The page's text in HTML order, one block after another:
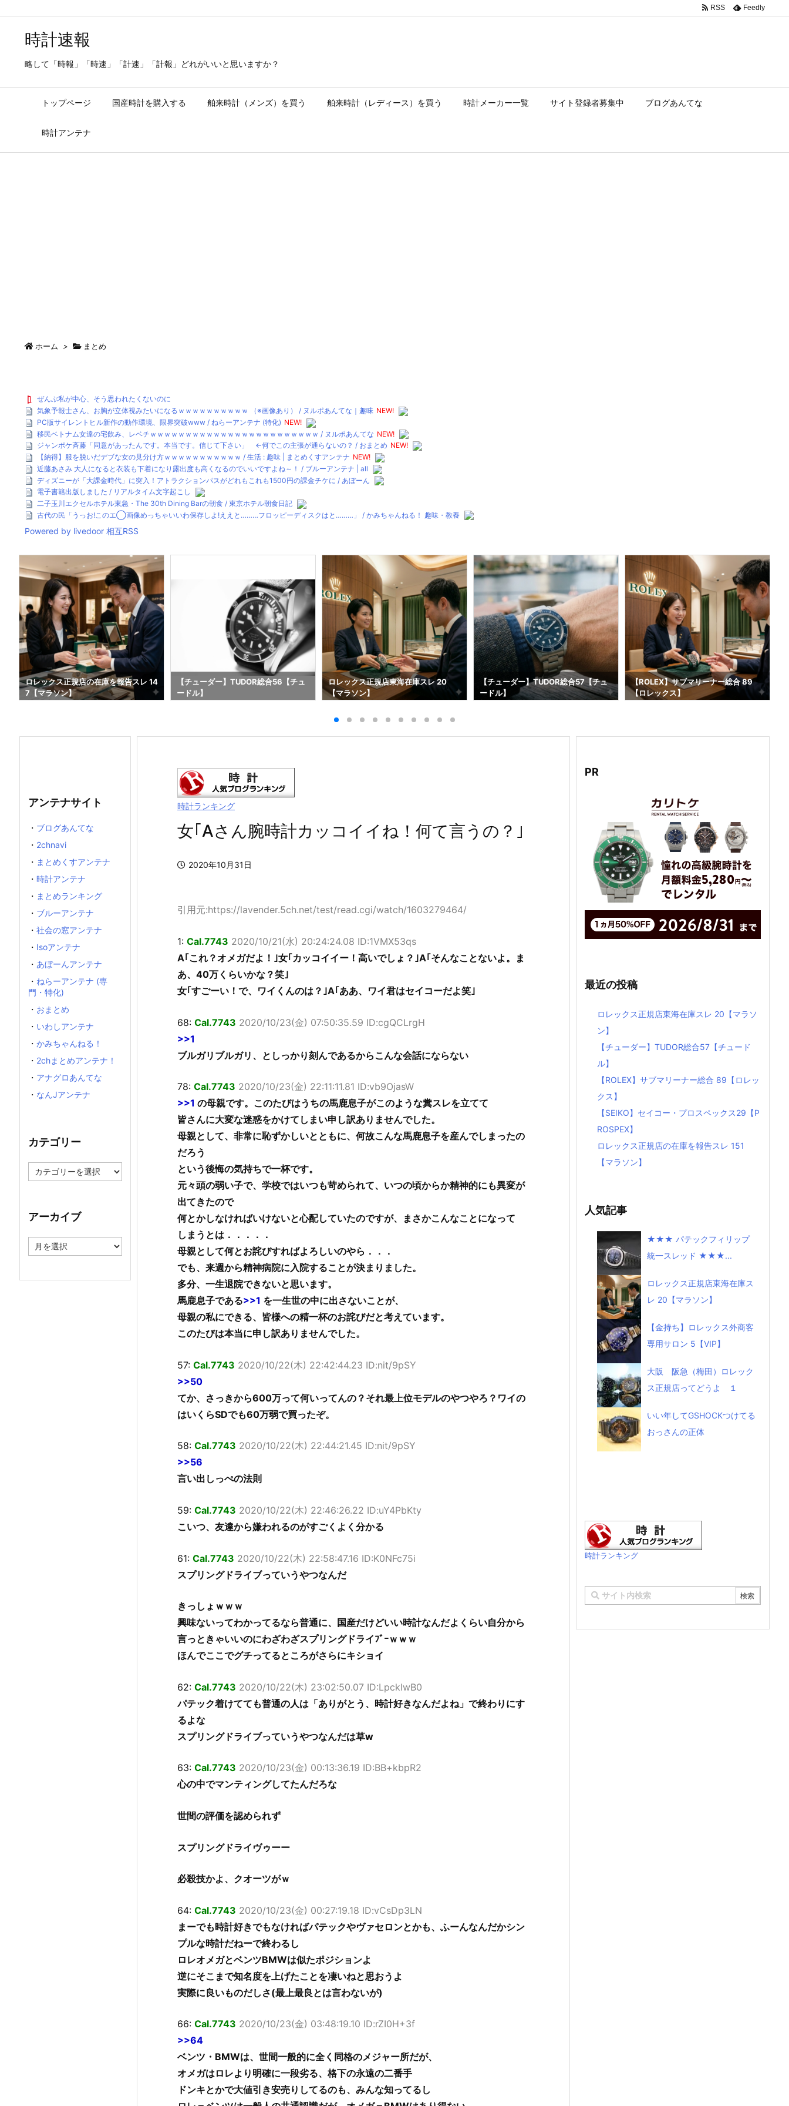
時計速報
略して「時報」「時速」「計速」「計報」どれがいいと思いますか？
トップページ 国産時計を購入する 舶来時計（メンズ）を買う 舶来時計（レディース）を買う 時計メーカー一覧 サイト登録者募集中 ブログあんてな
時計アンテナ
RSS Feedly
ホーム > まとめ
ぜんぶ私が中心、そう思われたくないのに
気象予報士さん、お胸が立体視みたいになるｗｗｗｗｗｗｗｗｗｗ （※画像あり） / ヌルポあんてな｜趣味 NEW!
PC版サイレントヒル新作の動作環境、限界突破www / ねらーアンテナ (特化) NEW!
移民ベトナム女達の宅飲み、レベチｗｗｗｗｗｗｗｗｗｗｗｗｗｗｗｗｗｗｗｗｗｗｗｗ / ヌルポあんてな NEW!
ジャンポケ斉藤「同意があったんです。本当です。信じて下さい」 ←何でこの主張が通らないの？ / おまとめ NEW!
【納得】服を脱いだデブな女の見分け方ｗｗｗｗｗｗｗｗｗｗｗ / 生活 : 趣味 | まとめくすアンテナ NEW!
近藤あさみ 大人になると衣装も下着になり露出度も高くなるのでいいですよね～！ / ブルーアンテナ | all
ディズニーが「大課金時代」に突入！アトラクションパスがどれもこれも1500円の課金チケに / あぼーん
電子書籍出版しました / リアルタイム文字起こし
二子玉川エクセルホテル東急・The 30th Dining Barの朝食 / 東京ホテル朝食日記
古代の民「うっお!このエ◯画像めっちゃいいわ保存しよ!ええと………フロッピーディスクはと………」 / かみちゃんねる！ 趣味・教養
Powered by livedoor 相互RSS
ロレックス正規店の在庫を報告スレ 14
7【マラソン】
【チューダー】TUDOR総合56【チュ
ードル】
ロレックス正規店東海在庫スレ 20
【マラソン】
【チューダー】TUDOR総合57【チュ
ードル】
【ROLEX】サブマリーナー総合 89
【ロレックス】
時計ランキング
女｢Aさん腕時計カッコイイね！何て言うの？｣
2020年10月31日
引用元:https://lavender.5ch.net/test/read.cgi/watch/1603279464/
1: Cal.7743 2020/10/21(水) 20:24:24.08 ID:1VMX53qs
A｢これ？オメガだよ！｣女｢カッコイイー！高いでしょ？｣A｢そんなことないよ。ま
あ、40万くらいかな？笑｣
女｢すごーい！で、ワイくんのは？｣A｢ああ、ワイ君はセイコーだよ笑｣
68: Cal.7743 2020/10/23(金) 07:50:35.59 ID:cgQCLrgH
>>1
ブルガリブルガリ、としっかり刻んであるからこんな会話にならない
78: Cal.7743 2020/10/23(金) 22:11:11.81 ID:vb9OjasW
>>1 の母親です。このたびはうちの馬鹿息子がこのような糞スレを立てて
皆さんに大変な迷惑をかけてしまい申し訳ありませんでした。
母親として、非常に恥ずかしいとともに、何故こんな馬鹿息子を産んでしまったの
だろう
という後悔の気持ちで一杯です。
元々頭の弱い子で、学校ではいつも苛められて、いつの頃からか精神的にも異変が
出てきたので
何とかしなければいけないと心配していたのですが、まさかこんなことになって
しまうとは．．．．．
母親として何とお詫びすればよろしいのやら．．．
でも、来週から精神病院に入院することが決まりました。
多分、一生退院できないと思います。
馬鹿息子である>>1 を一生世の中に出さないことが、
母親の私にできる、皆様への精一杯のお詫びだと考えています。
このたびは本当に申し訳ありませんでした。
57: Cal.7743 2020/10/22(木) 22:42:44.23 ID:nit/9pSY
>>50
てか、さっきから600万って何いってんの？それ最上位モデルのやつやろ？ワイの
はいくらSDでも60万弱で買ったぞ。
58: Cal.7743 2020/10/22(木) 22:44:21.45 ID:nit/9pSY
>>56
言い出しっぺの法則
59: Cal.7743 2020/10/22(木) 22:46:26.22 ID:uY4PbKty
こいつ、友達から嫌われるのがすごくよく分かる
61: Cal.7743 2020/10/22(木) 22:58:47.16 ID:K0NFc75i
スプリングドライブっていうやつなんだ
きっしょｗｗｗ
興味ないってわかってるなら普通に、国産だけどいい時計なんだよくらい自分から
言っときゃいいのにわざわざスプリングドライﾌﾞｰｗｗｗ
ほんでここでグチってるところがさらにキショイ
62: Cal.7743 2020/10/22(木) 23:02:50.07 ID:LpckIwB0
パテック着けてても普通の人は「ありがとう、時計好きなんだよね」で終わりにす
るよな
スプリングドライブっていうやつなんだは草w
63: Cal.7743 2020/10/23(金) 00:13:36.19 ID:BB+kbpR2
心の中でマンティングしてたんだろな
世間の評価を認められず
スプリングドライヴゥーー
必殺技かよ、クオーツがｗ
64: Cal.7743 2020/10/23(金) 00:27:19.18 ID:vCsDp3LN
まーでも時計好きでもなければパテックやヴァセロンとかも、ふーんなんだかシン
プルな時計だねーで終わるし
ロレオメガとベンツBMWは似たポジションよ
逆にそこまで知名度を上げたことを凄いねと思おうよ
実際に良いものだしさ(最上最良とは言わないが)
66: Cal.7743 2020/10/23(金) 03:48:19.10 ID:rZI0H+3f
>>64
ベンツ・BMWは、世間一般的に全く同格のメジャー所だが、
オメガはロレより明確に一段劣る、格下の永遠の二番手
ドンキとかで大値引き安売りしてるのも、みんな知ってるし
アンテナサイト
・ ブログあんてな
・ 2chnavi
・ まとめくすアンテナ
・ 時計アンテナ
・ まとめランキング
・ ブルーアンテナ
・ 社会の窓アンテナ
・ Isoアンテナ
・ あぼーんアンテナ
・ ねらーアンテナ (専
門・特化)
・ おまとめ
・ いわしアンテナ
・ かみちゃんねる！
・ 2chまとめアンテナ！
・ アナグロあんてな
・ なんJアンテナ
カテゴリー
テ
ー
アーカイブ
ー
PR
最近の投稿
ロレックス正規店東海在庫スレ 20【マラソ
ン】
【チューダー】TUDOR総合57【チュード
ル】
【ROLEX】サブマリーナー総合 89【ロレッ
クス】
【SEIKO】セイコー・プロスペックス29【P
ROSPEX】
ロレックス正規店の在庫を報告スレ 151
【マラソン】
人気記事
★★★ パテックフィリップ
統一スレッド ★★★...
ロレックス正規店東海在庫ス
レ 20【マラソン】
【金持ち】ロレックス外商客
専用サロン 5【VIP】
大阪 阪急（梅田）ロレック
ス正規店ってどうよ １
いい年してGSHOCKつけてる
おっさんの正体
時計ランキング